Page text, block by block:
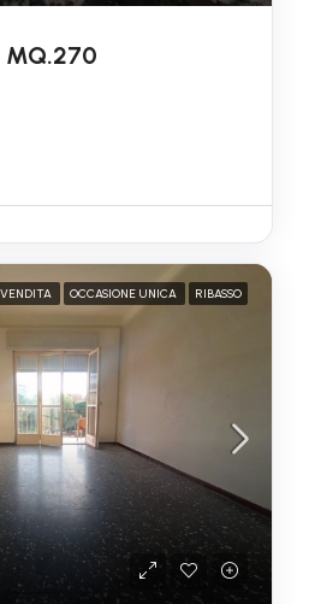
MQ.270
VENDITA OCCASIONE UNICA RIBASSO